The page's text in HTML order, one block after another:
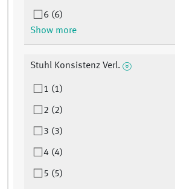
6 (6)
Show more
Stuhl Konsistenz Verl.
1 (1)
2 (2)
3 (3)
4 (4)
5 (5)